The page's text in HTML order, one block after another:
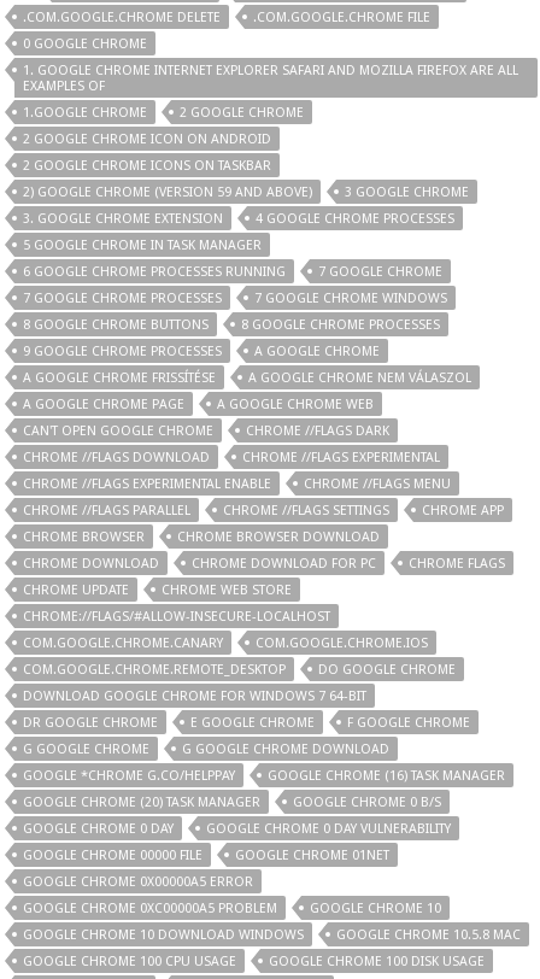
.COM.GOOGLE.CHROME DELETE
.COM.GOOGLE.CHROME FILE
0 GOOGLE CHROME
1. GOOGLE CHROME INTERNET EXPLORER SAFARI AND MOZILLA FIREFOX ARE ALL
EXAMPLES OF
1.GOOGLE CHROME
2 GOOGLE CHROME
2 GOOGLE CHROME ICON ON ANDROID
2 GOOGLE CHROME ICONS ON TASKBAR
2) GOOGLE CHROME (VERSION 59 AND ABOVE)
3 GOOGLE CHROME
3. GOOGLE CHROME EXTENSION
4 GOOGLE CHROME PROCESSES
5 GOOGLE CHROME IN TASK MANAGER
6 GOOGLE CHROME PROCESSES RUNNING
7 GOOGLE CHROME
7 GOOGLE CHROME PROCESSES
7 GOOGLE CHROME WINDOWS
8 GOOGLE CHROME BUTTONS
8 GOOGLE CHROME PROCESSES
9 GOOGLE CHROME PROCESSES
A GOOGLE CHROME
A GOOGLE CHROME FRISSÍTÉSE
A GOOGLE CHROME NEM VÁLASZOL
A GOOGLE CHROME PAGE
A GOOGLE CHROME WEB
CAN'T OPEN GOOGLE CHROME
CHROME //FLAGS DARK
CHROME //FLAGS DOWNLOAD
CHROME //FLAGS EXPERIMENTAL
CHROME //FLAGS EXPERIMENTAL ENABLE
CHROME //FLAGS MENU
CHROME //FLAGS PARALLEL
CHROME //FLAGS SETTINGS
CHROME APP
CHROME BROWSER
CHROME BROWSER DOWNLOAD
CHROME DOWNLOAD
CHROME DOWNLOAD FOR PC
CHROME FLAGS
CHROME UPDATE
CHROME WEB STORE
CHROME://FLAGS/#ALLOW-INSECURE-LOCALHOST
COM.GOOGLE.CHROME.CANARY
COM.GOOGLE.CHROME.IOS
COM.GOOGLE.CHROME.REMOTE_DESKTOP
DO GOOGLE CHROME
DOWNLOAD GOOGLE CHROME FOR WINDOWS 7 64-BIT
DR GOOGLE CHROME
E GOOGLE CHROME
F GOOGLE CHROME
G GOOGLE CHROME
G GOOGLE CHROME DOWNLOAD
GOOGLE *CHROME G.CO/HELPPAY
GOOGLE CHROME (16) TASK MANAGER
GOOGLE CHROME (20) TASK MANAGER
GOOGLE CHROME 0 B/S
GOOGLE CHROME 0 DAY
GOOGLE CHROME 0 DAY VULNERABILITY
GOOGLE CHROME 00000 FILE
GOOGLE CHROME 01NET
GOOGLE CHROME 0X00000A5 ERROR
GOOGLE CHROME 0XC00000A5 PROBLEM
GOOGLE CHROME 10
GOOGLE CHROME 10 DOWNLOAD WINDOWS
GOOGLE CHROME 10.5.8 MAC
GOOGLE CHROME 100 CPU USAGE
GOOGLE CHROME 100 DISK USAGE